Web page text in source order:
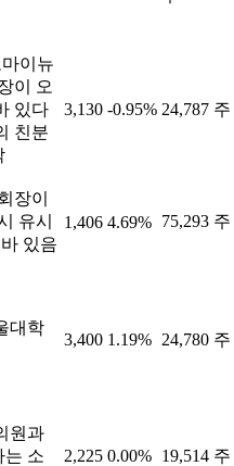
이뉴
이 오
있다
친분
3,130 -0.95% 24,787 주
장이
유시
있음
1,406 4.69% 75,293 주
대학
3,400 1.19% 24,780 주
원과
는 소
2,225 0.00% 19,514 주